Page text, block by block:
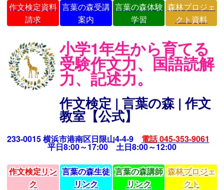
作文検定資料
請求
言葉の森受講
案内
言葉の森体験
学習
森林プロジェ
クト資料
小学1年生から育てる
受験作文力、国語読解
力、記述力。
作文検定 | 言葉の森 | 作文
教室【公式】
233-0015 横浜市港南区日限山4-4-9 電話 045-353-9061
平日8:00～17:00 土日8:00～12:00
作文検定リン
ク
言葉の森生徒
リンク
言葉の森講師
リンク
森林プロジェ
クト